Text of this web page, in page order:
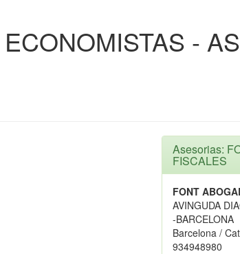
-
Asesorias:
FISCALES
FONT
AVINGUDA
-BARCELONA
Barcelona /
934948980